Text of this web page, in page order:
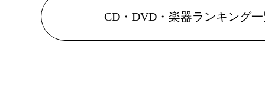
CD・DVD・楽器ランキング